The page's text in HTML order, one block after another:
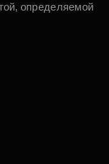
определяемой